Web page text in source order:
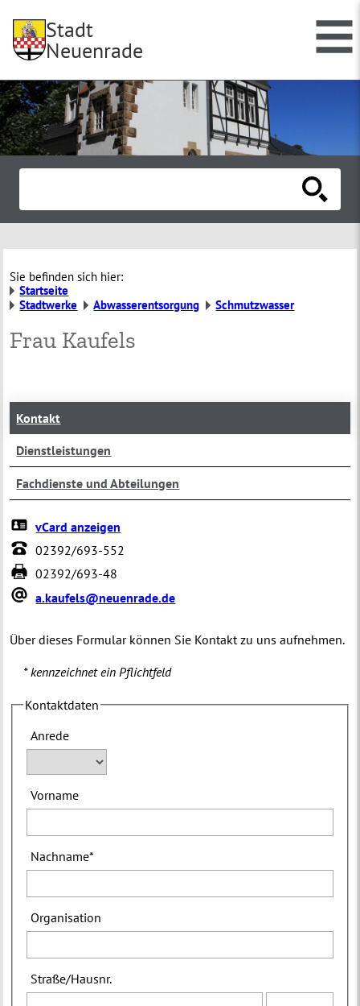
Stadt
Neuenrade
Sie befinden sich hier:
Startseite
Stadtwerke
Abwasserentsorgung Schmutzwasser
Frau Kaufels
Kontakt
Dienstleistungen
Fachdienste und Abteilungen
vCard anzeigen
02392/693-552
02392/693-48
a.kaufels@neuenrade.de
Über dieses Formular können Sie Kontakt zu uns aufnehmen.
* kennzeichnet ein Pflichtfeld
Kontaktdaten
Anrede
Vorname
Nachname*
Organisation
Straße/Hausnr.